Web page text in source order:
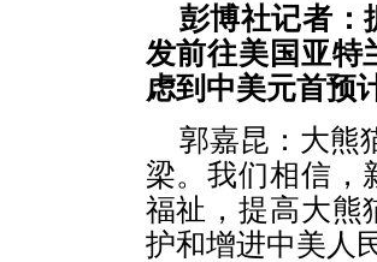
彭博社记者：
发前往美国亚特
虑到中美元首预
郭嘉昆：大熊
梁。我们相信，
福祉，提高大熊
护和增进中美人